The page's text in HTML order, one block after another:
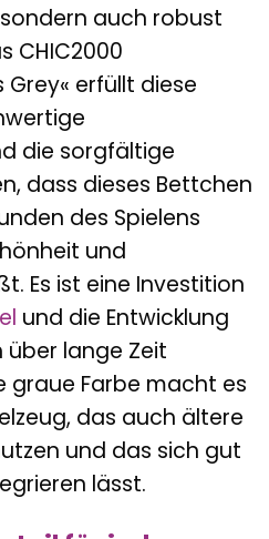
auch robust
CHIC2000
erfüllt diese
die sorgfältige
dass dieses Bettchen
des Spielens
und
Es ist eine Investition
und die Entwicklung
über lange Zeit
graue Farbe macht es
das auch ältere
und das sich gut
lässt.